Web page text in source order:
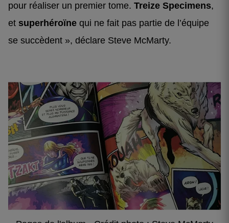
pour réaliser un premier tome. Treize Specimens,
et superhéroïne qui ne fait pas partie de l’équipe
se succèdent », déclare Steve McMarty.